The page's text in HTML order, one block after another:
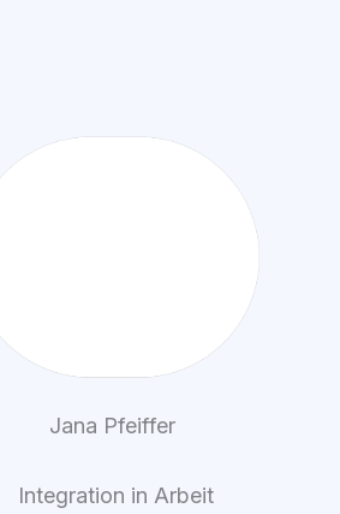
Jana Pfeiffer
Inte­gra­ti­on in Arbeit